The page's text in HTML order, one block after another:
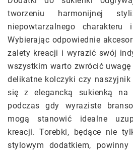
tworzeniu harmonijnej
niepowtarzalnego charakteru
Wybierając odpowiednie
zalety kreacji i wyrazić swój
wszystkim warto zwrócić
delikatne kolczyki czy
się z elegancką sukienką na
podczas gdy wyraziste
mogą stanowić idealne
kreacji. Torebki, będące nie
stylowym dodatkiem,